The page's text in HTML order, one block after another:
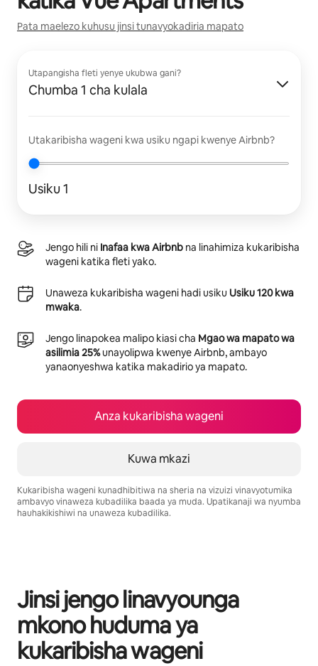
Pata maelezo kuhusu jinsi tunavyokadiria mapato
Utapangisha fleti yenye ukubwa gani?
Chumba 1 cha kulala
Utakaribisha wageni kwa usiku ngapi kwenye Airbnb?
Usiku 1
Jengo hili ni Inafaa kwa Airbnb na linahimiza kukaribisha
wageni katika fleti yako.
Unaweza kukaribisha wageni hadi usiku Usiku 120 kwa
mwaka.
Jengo linapokea malipo kiasi cha Mgao wa mapato wa
asilimia 25%unayolipwa kwenye Airbnb, ambayo
yanaonyeshwa katika makadirio ya mapato.
Anza kukaribisha wageni
Kuwa mkazi
Kukaribisha wageni kunadhibitiwa na sheria na vizuizi vinavyotumika
ambavyo vinaweza kubadilika baada ya muda. Upatikanaji wa nyumba
hauhakikishiwi na unaweza kubadilika.
Jinsi jengo linavyounga
mkono huduma ya
kukaribisha wageni